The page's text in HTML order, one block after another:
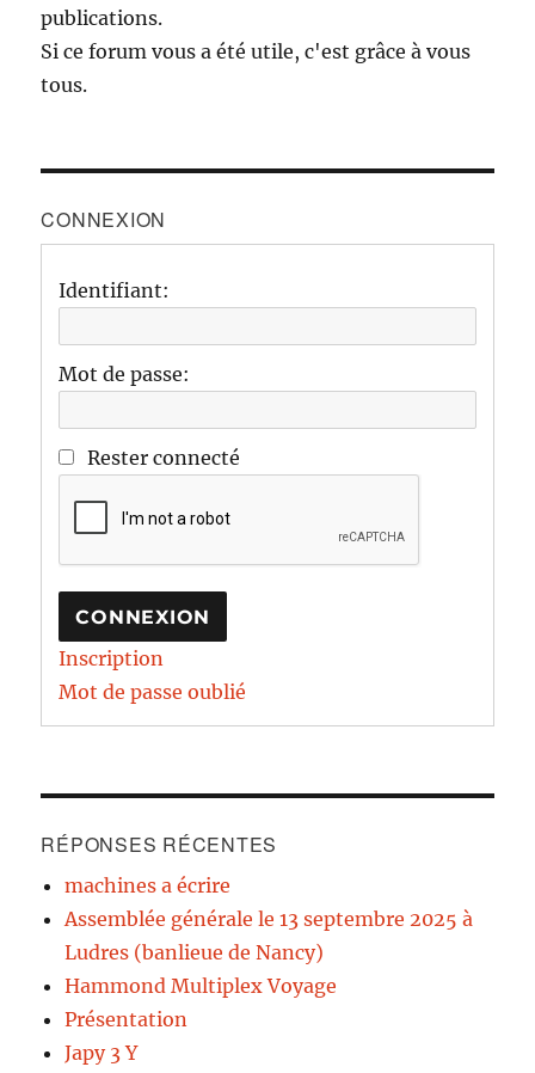
publications.
Si ce forum vous a été utile, c'est grâce à vous
tous.
CONNEXION
Identifiant:
Mot de passe:
Rester connecté
CONNEXION
Inscription
Mot de passe oublié
RÉPONSES RÉCENTES
machines a écrire
Assemblée générale le 13 septembre 2025 à
Ludres (banlieue de Nancy)
Hammond Multiplex Voyage
Présentation
Japy 3 Y